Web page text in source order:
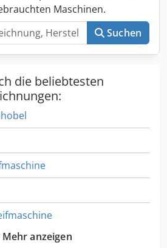
Maschinen.
Suchen
die beliebtesten
Mehr anzeigen